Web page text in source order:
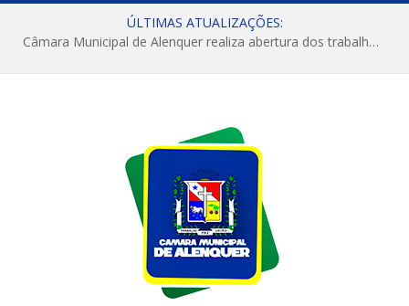
ÚLTIMAS ATUALIZAÇÕES:
Câmara Municipal de Alenquer realiza abertura dos trabalhos do 4º Período Legislativo